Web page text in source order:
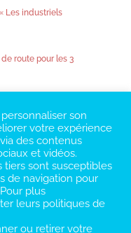
Les industriels
route pour les 3
son
votre expérience
des contenus
et vidéos.
tiers sont susceptibles
de navigation pour
plus
leurs politiques de
ou retirer votre